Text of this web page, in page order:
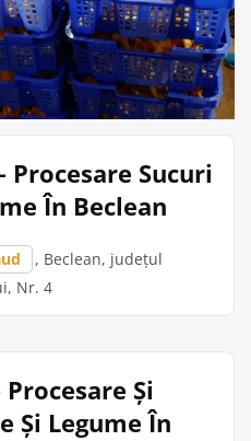
Procesare Sucuri
În Beclean
, Beclean, județul
Nr. 4
Procesare Și
Și Legume În